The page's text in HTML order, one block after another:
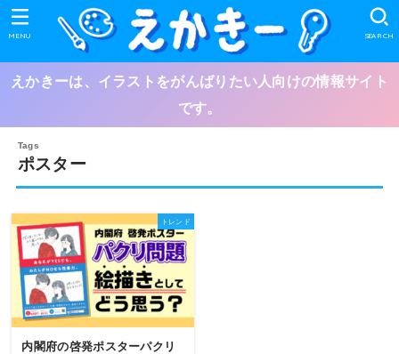
SEARCH
MENU
えかきーは、イラストをがんばりたい人向けの情報サイト
です。
ポスター
トレンド
内閣府の啓発ポスターパクリ